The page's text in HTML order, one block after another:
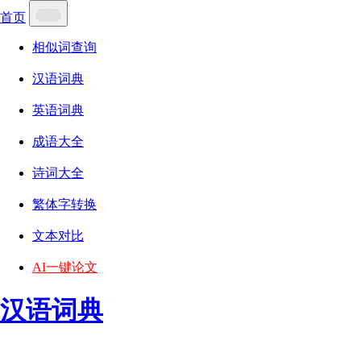
首页
相似词查询
汉语词典
英语词典
成语大全
诗词大全
繁体字转换
文本对比
AI一键论文
汉语词典